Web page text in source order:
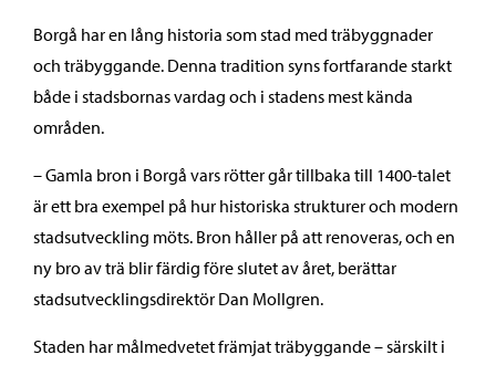
Borgå har en lång historia som stad med träbyggnader
och träbyggande. Denna tradition syns fortfarande starkt
både i stadsbornas vardag och i stadens mest kända
områden.
– Gamla bron i Borgå vars rötter går tillbaka till 1400-talet
är ett bra exempel på hur historiska strukturer och modern
stadsutveckling möts. Bron håller på att renoveras, och en
ny bro av trä blir färdig före slutet av året, berättar
stadsutvecklingsdirektör Dan Mollgren.
Staden har målmedvetet främjat träbyggande – särskilt i